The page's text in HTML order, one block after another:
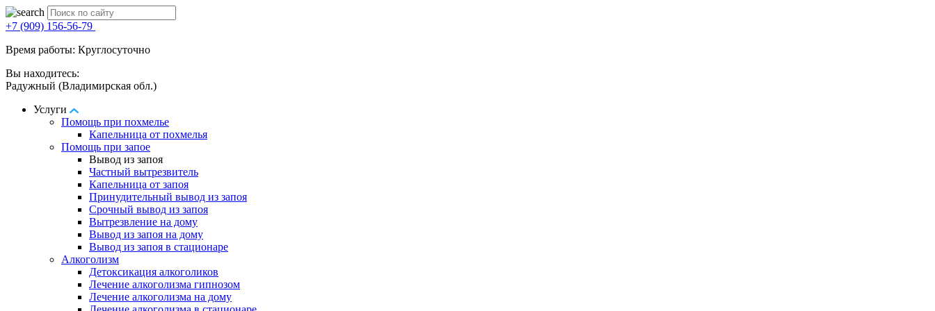
+7 (909) 156-56-79
Время работы: Круглосуточно
Вы находитесь:
Радужный (Владимирская обл.)
Услуги
Помощь при похмелье
Капельница от похмелья
Помощь при запое
Вывод из запоя
Частный вытрезвитель
Капельница от запоя
Принудительный вывод из запоя
Срочный вывод из запоя
Вытрезвление на дому
Вывод из запоя на дому
Вывод из запоя в стационаре
Алкоголизм
Детоксикация алкоголиков
Лечение алкоголизма гипнозом
Лечение алкоголизма на дому